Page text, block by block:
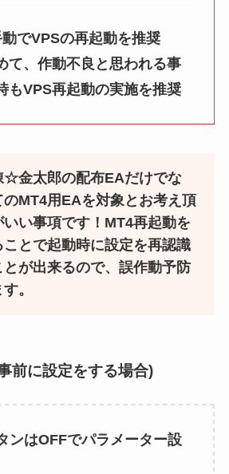
動でVPSの再起動を推奨
て、作動不良と思われる事
もVPS再起動の実施を推奨
☆金太郎の配布EAだけでな
のMT4用EAを対象とお考え頂
いい事項です！MT4再起動を
ことで起動時に設定を再認識
とが出来るので、誤作動予防
。
前に設定をする場合)
ンはOFFでパラメーター設